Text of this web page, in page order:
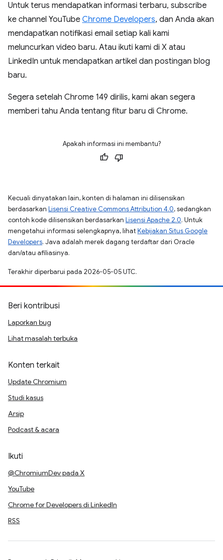
Untuk terus mendapatkan informasi terbaru, subscribe
ke channel YouTube Chrome Developers, dan Anda akan
mendapatkan notifikasi email setiap kali kami
meluncurkan video baru. Atau ikuti kami di X atau
LinkedIn untuk mendapatkan artikel dan postingan blog
baru.
Segera setelah Chrome 149 dirilis, kami akan segera
memberi tahu Anda tentang fitur baru di Chrome.
Apakah informasi ini membantu?
Kecuali dinyatakan lain, konten di halaman ini dilisensikan
berdasarkan Lisensi Creative Commons Attribution 4.0, sedangkan
contoh kode dilisensikan berdasarkan Lisensi Apache 2.0. Untuk
mengetahui informasi selengkapnya, lihatKebijakan Situs Google
Developers. Java adalah merek dagang terdaftar dari Oracle
dan/atau afiliasinya.
Terakhir diperbarui pada 2026-05-05 UTC.
Beri kontribusi
Laporkan bug
Lihat masalah terbuka
Konten terkait
Update Chromium
Studi kasus
Arsip
Podcast & acara
Ikuti
@ChromiumDev pada X
YouTube
Chrome for Developers di LinkedIn
RSS